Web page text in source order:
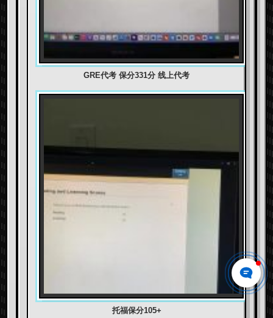
GRE代考 保分331分 线上代考
托福保分105+